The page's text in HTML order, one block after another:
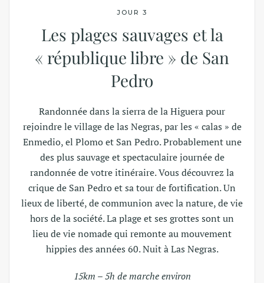
JOUR 3
Les plages sauvages et la
« république libre » de San
Pedro
Randonnée dans la sierra de la Higuera pour
rejoindre le village de las Negras, par les « calas » de
Enmedio, el Plomo et San Pedro. Probablement une
des plus sauvage et spectaculaire journée de
randonnée de votre itinéraire. Vous découvrez la
crique de San Pedro et sa tour de fortification. Un
lieux de liberté, de communion avec la nature, de vie
hors de la société. La plage et ses grottes sont un
lieu de vie nomade qui remonte au mouvement
hippies des années 60. Nuit à Las Negras.
15km – 5h de marche environ